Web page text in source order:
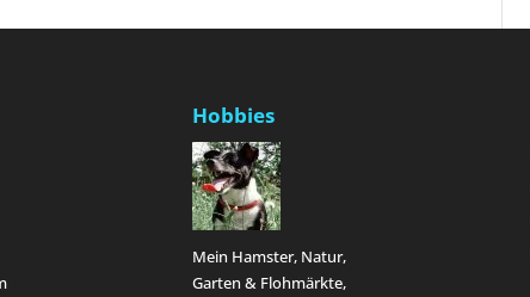
Hobbies
Mein Hamster, Natur,
Garten & Flohmärkte,